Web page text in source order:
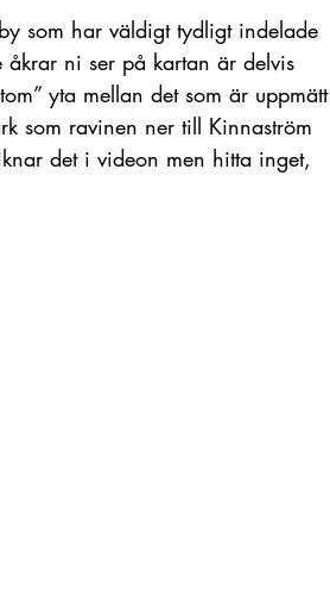
som har väldigt tydligt indelade
ni ser på kartan är delvis
yta mellan det som är uppmätt
som ravinen ner till Kinnaström
det i videon men hitta inget,